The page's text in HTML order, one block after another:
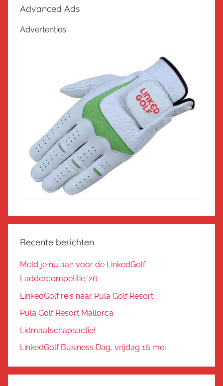
Advanced Ads
Advertenties
Recente berichten
Meld je nu aan voor de LinkedGolf
Laddercompetitie ’26
LinkedGolf reis naar Pula Golf Resort
Pula Golf Resort Mallorca
Lidmaatschapsactie!
LinkedGolf Business Dag, vrijdag 16 mei